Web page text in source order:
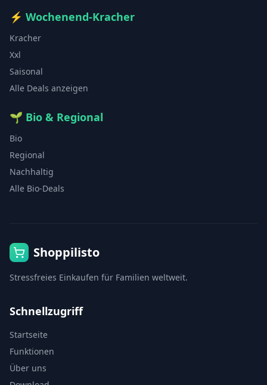
⚡ Wochenend-Kracher
Kracher
Xxl
Saisonal
Alle Deals anzeigen
🌱 Bio & Regional
Bio
Regional
Nachhaltig
Alle Bio-Deals
Shoppilisto
Stressfreies Einkaufen für Familien weltweit.
Schnellzugriff
Startseite
Funktionen
Über uns